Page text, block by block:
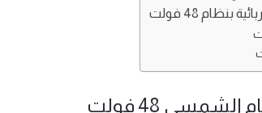
بنظام 48 فولت
48 فولت